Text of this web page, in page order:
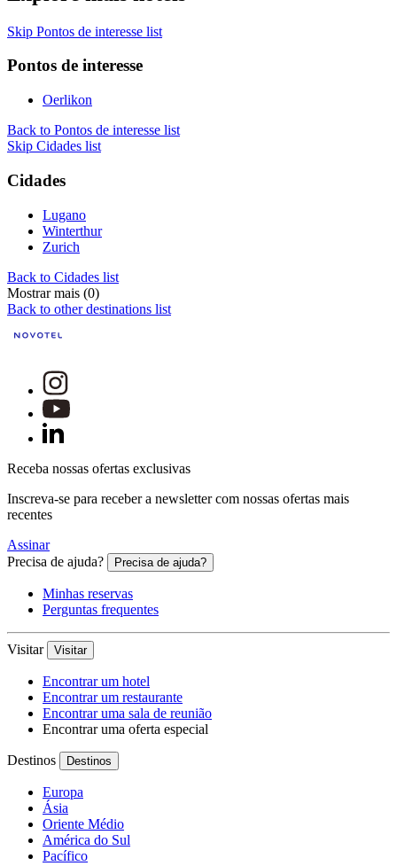
Skip Pontos de interesse list
Pontos de interesse
Oerlikon
Back to Pontos de interesse list
Skip Cidades list
Cidades
Lugano
Winterthur
Zurich
Back to Cidades list
Mostrar mais (0)
Back to other destinations list
Receba nossas ofertas exclusivas
Inscreva-se para receber a newsletter com nossas ofertas mais
recentes
Assinar
Precisa de ajuda?
Precisa de ajuda?
Minhas reservas
Perguntas frequentes
Visitar Visitar
Encontrar um hotel
Encontrar um restaurante
Encontrar uma sala de reunião
Encontrar uma oferta especial
Destinos Destinos
Europa
Ásia
Oriente Médio
América do Sul
Pacífico